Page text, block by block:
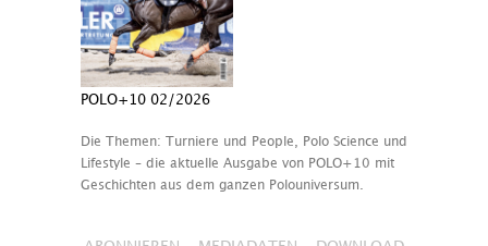
POLO+10 02/2026
Die Themen: Turniere und People, Polo Science und
Lifestyle – die aktuelle Ausgabe von POLO+10 mit
Geschichten aus dem ganzen Polouniversum.